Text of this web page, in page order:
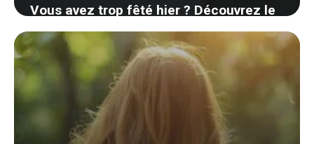
Vous avez trop fêté hier ? Découvrez le
remède miracle pour effacer votre
gueule de bois rapidement
1 septembre 2024